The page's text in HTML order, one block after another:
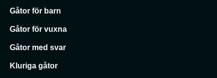
Gåtor för barn
Gåtor för vuxna
Gåtor med svar
Kluriga gåtor